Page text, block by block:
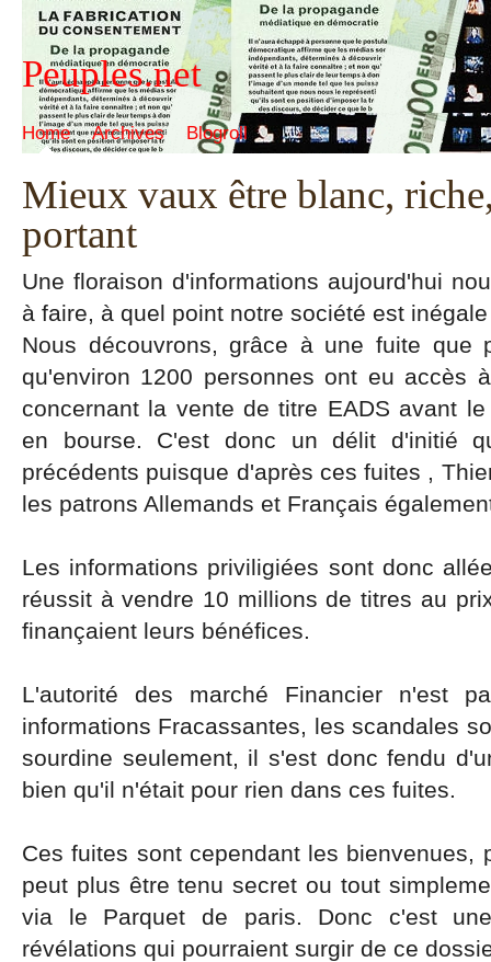
Peuples.net
Home Archives Blogroll
Mieux vaux être blanc,
portant
Une floraison d'informations aujourd'hui
à faire, à quel point notre société est
Nous découvrons, grâce à une fuite que
qu'environ 1200 personnes ont eu accès
concernant la vente de titre EADS avant
en bourse. C'est donc un délit d'initié
précédents puisque d'après ces fuites ,
les patrons Allemands et Français
Les informations priviligiées sont donc
réussit à vendre 10 millions de titres au
finançaient leurs bénéfices.
L'autorité des marché Financier n'est
informations Fracassantes, les scandales
sourdine seulement, il s'est donc fendu
bien qu'il n'était pour rien dans ces fuites.
Ces fuites sont cependant les bienvenues,
peut plus être tenu secret ou tout
via le Parquet de paris. Donc c'est
révélations qui pourraient surgir de ce